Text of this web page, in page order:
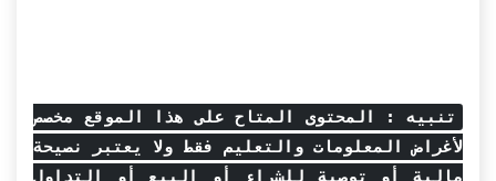
تنبيه : المحتوى المتاح على هذا الموقع مخصص
لأغراض المعلومات والتعليم فقط ولا يعتبر نصيحة
مالية أو توصية للشراء أو البيع أو التداول